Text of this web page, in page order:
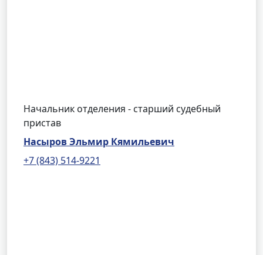
Начальник отделения - старший судебный
пристав
Насыров Эльмир Кямильевич
+7 (843) 514-9221